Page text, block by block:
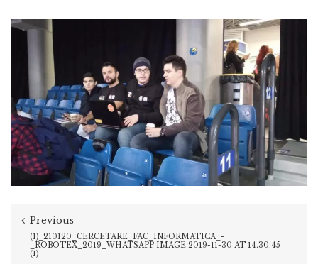
Previous
(1)_210120_CERCETARE_FAC_INFORMATICA_-
_ROBOTEX_2019_WHATSAPP IMAGE 2019-11-30 AT 14.30.45
(1)